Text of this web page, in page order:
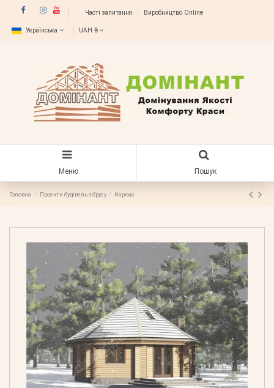
Часті запитання Виробництво Online
Українська UAH ₴
Меню Пошук
Головна Проекти будівель з брусу Наркис